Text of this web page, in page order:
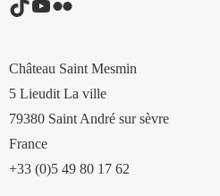
TikTok
YouTube
Flickr
Château Saint Mesmin
5 Lieudit La ville
79380 Saint André sur sèvre
France
+33 (0)5 49 80 17 62